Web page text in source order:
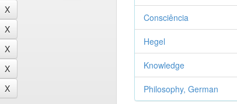
Consciência
Hegel
Knowledge
Philosophy, German